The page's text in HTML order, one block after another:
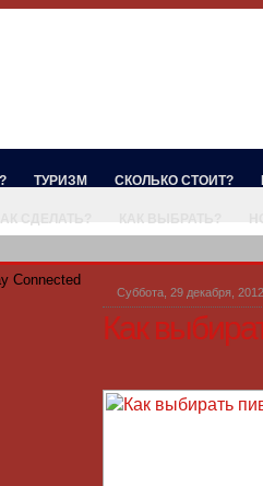
ТУРИЗМ СКОЛЬКО СТОИТ?
СДЕЛАТЬ? КАК ВЫБРАТЬ?
Connected
Суббота, 29 декабря, 2012
Как